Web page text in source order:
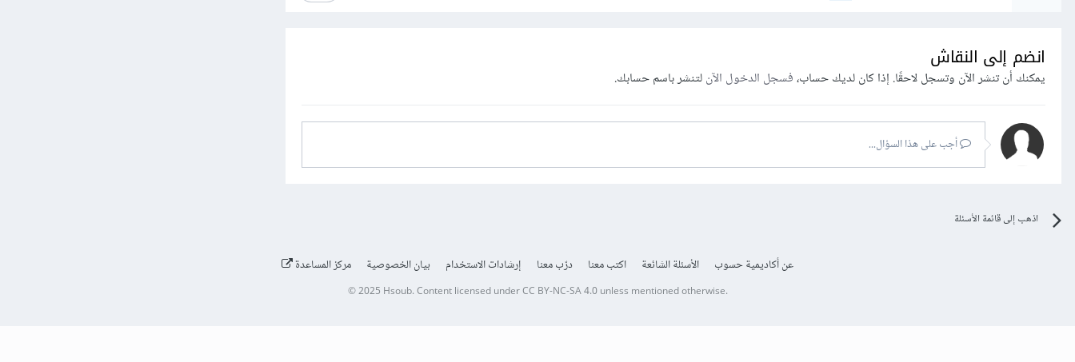
انضم إلى النقاش
يمكنك أن تنشر الآن وتسجل لاحقًا. إذا كان لديك حساب،فسجل الدخول الآنلتنشر باسم حسابك.
أجب على هذا السؤال...
اذهب إلى قائمة الأسئلة
عن أكاديمية حسوب الأسئلة الشائعة اكتب معنا درّب معنا إرشادات الاستخدام بيان الخصوصية مركز المساعدة
© 2025 Hsoub.Content licensed underCC BY-NC-SA 4.0unless mentioned otherwise.